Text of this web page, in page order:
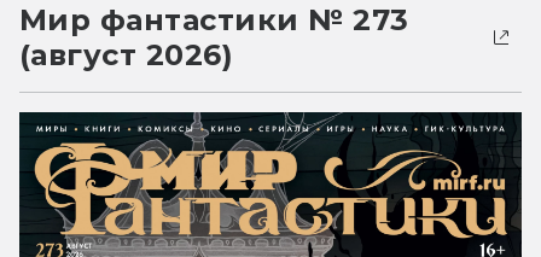
Мир фантастики № 273
(август 2026)